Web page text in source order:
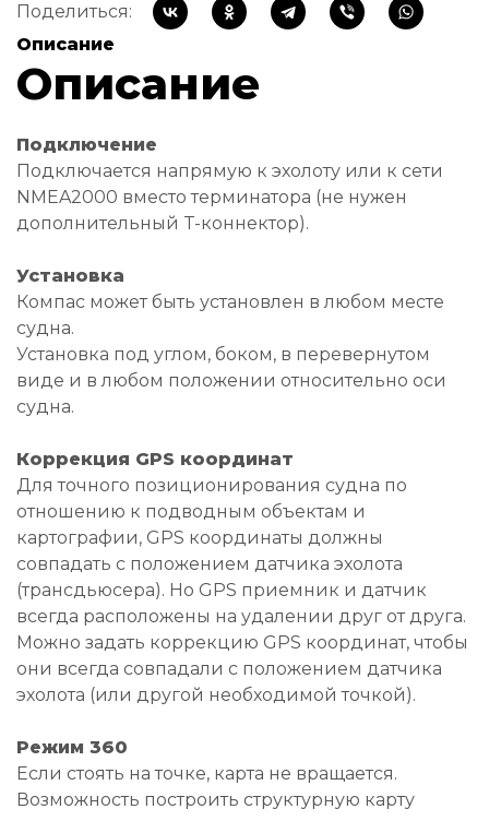
Поделиться:
Описание
Описание
Подключение
Подключается напрямую к эхолоту или к сети
NMEA2000 вместо терминатора (не нужен
дополнительный T-коннектор).
Установка
Компас может быть установлен в любом месте
судна.
Установка под углом, боком, в перевернутом
виде и в любом положении относительно оси
судна.
Коррекция GPS координат
Для точного позиционирования судна по
отношению к подводным объектам и
картографии, GPS координаты должны
совпадать с положением датчика эхолота
(трансдьюсера). Но GPS приемник и датчик
всегда расположены на удалении друг от друга.
Можно задать коррекцию GPS координат, чтобы
они всегда совпадали с положением датчика
эхолота (или другой необходимой точкой).
Режим 360
Если стоять на точке, карта не вращается.
Возможность построить структурную карту